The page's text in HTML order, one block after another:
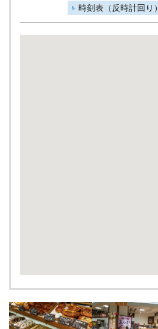
時刻表（反時計回り）